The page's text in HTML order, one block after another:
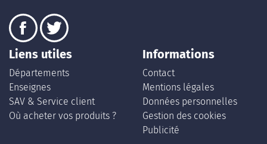
Liens utiles
Départements
Enseignes
SAV & Service client
Où acheter vos produits ?
Informations
Contact
Mentions légales
Données personnelles
Gestion des cookies
Publicité